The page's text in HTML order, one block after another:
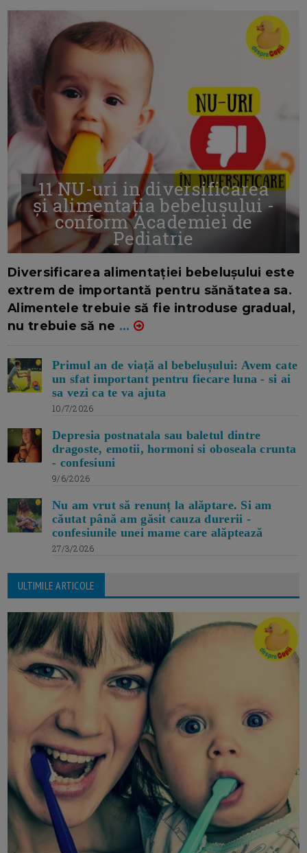
11 NU-uri in diversificarea
și alimentația bebelușului -
conform Academiei de
Pediatrie
Diversificarea alimentației bebelușului este
extrem de importantă pentru sănătatea sa.
Alimentele trebuie să fie introduse gradual,
nu trebuie să ne ...
Primul an de viață al bebelușului: Avem cate
un sfat important pentru fiecare luna - si ai
sa vezi ca te va ajuta
10/7/2026
Depresia postnatala sau baletul dintre
dragoste, emotii, hormoni si oboseala crunta
- confesiuni
9/6/2026
Nu am vrut să renunț la alăptare. Si am
căutat până am găsit cauza durerii -
confesiunile unei mame care alăptează
27/3/2026
ULTIMILE ARTICOLE